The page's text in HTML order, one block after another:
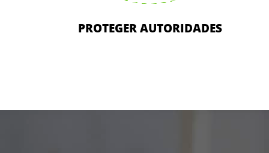
PROTEGER AUTORIDADES